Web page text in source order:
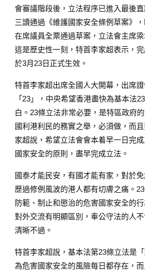
會審議階段後，立法程序已進入最後
三讀通過《維護國家安全條例草案》
在席議員全票通過草案，立法會主席
這是歷史性一刻，特首李家超表示，
於3月23日正式生效。
特首李家超出席全國人大開幕，出席
「23」，中央希望香港盡快為基本法
白。23條立法非常必要，是特區政府
國利港利民的務實之舉，必須做，而
家超說，希望立法會會本着早一日完
國家安全的原則，盡早完成立法。
國泰才能民安，有國才能有家，對於
歷過修例風波的港人都有切膚之痛。
防範、制止和懲治的危害國家安全的
對外交流有明顯區別，奉公守法的人
清晰不過。
特首李家超說，基本法第23條立法是
為危害國家安全的風險每日都存在，